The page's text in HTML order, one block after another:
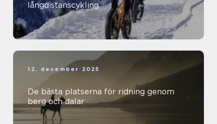
långdistanscykling
12. december 2025
De bästa platserna för ridning genom
berg och dalar